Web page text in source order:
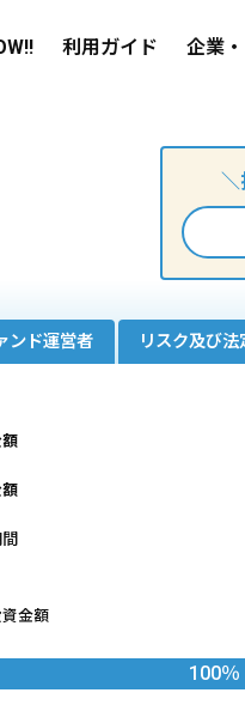
利用ガイド 企業
ンド運営者 リスク及び
金額
100％